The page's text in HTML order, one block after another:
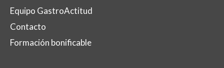
Equipo GastroActitud
Contacto
Formación bonificable